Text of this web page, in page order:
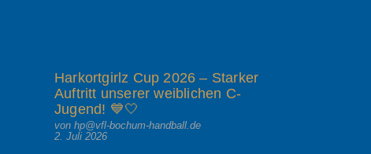
Harkortgirlz Cup 2026 – Starker
Auftritt unserer weiblichen C-
Jugend! 💙🤍
von hp@vfl-bochum-handball.de
2. Juli 2026